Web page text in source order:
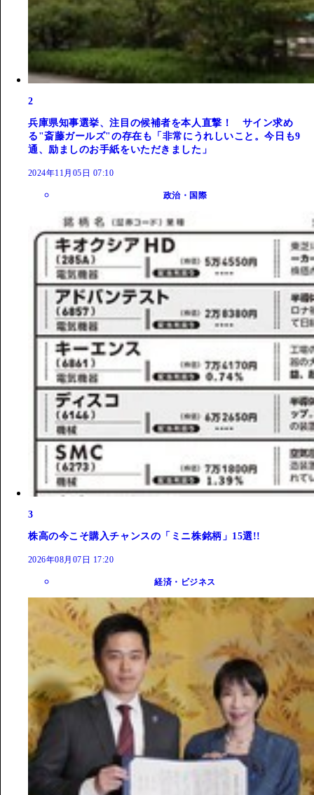
2
兵庫県知事選挙、注目の候補者を本人直撃！ サイン求め
る"斎藤ガールズ"の存在も「非常にうれしいこと。今日も9
通、励ましのお手紙をいただきました」
2024年11月05日 07:10
政治・国際
3
株高の今こそ購入チャンスの「ミニ株銘柄」15選!!
2026年08月07日 17:20
経済・ビジネス